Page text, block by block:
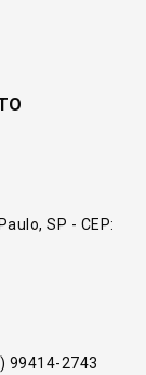
SP - CEP:
99414-2743